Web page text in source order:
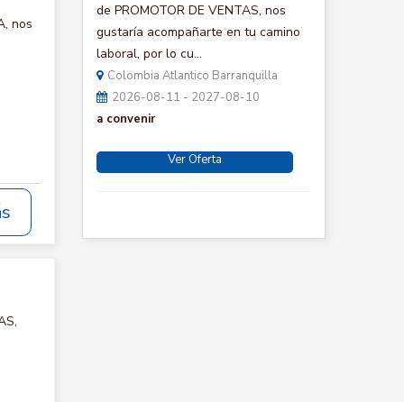
nos
de PROMOTOR DE VENTAS, nos
gustaría acompañarte en tu camino
laboral, por lo cu...
Colombia Atlantico Barranquilla
2026-08-11 - 2027-08-10
a convenir
Ver Oferta